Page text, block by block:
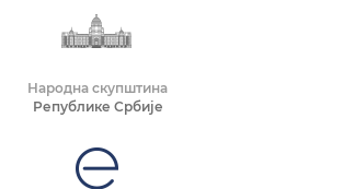
Народна скупштина
Републике Србије